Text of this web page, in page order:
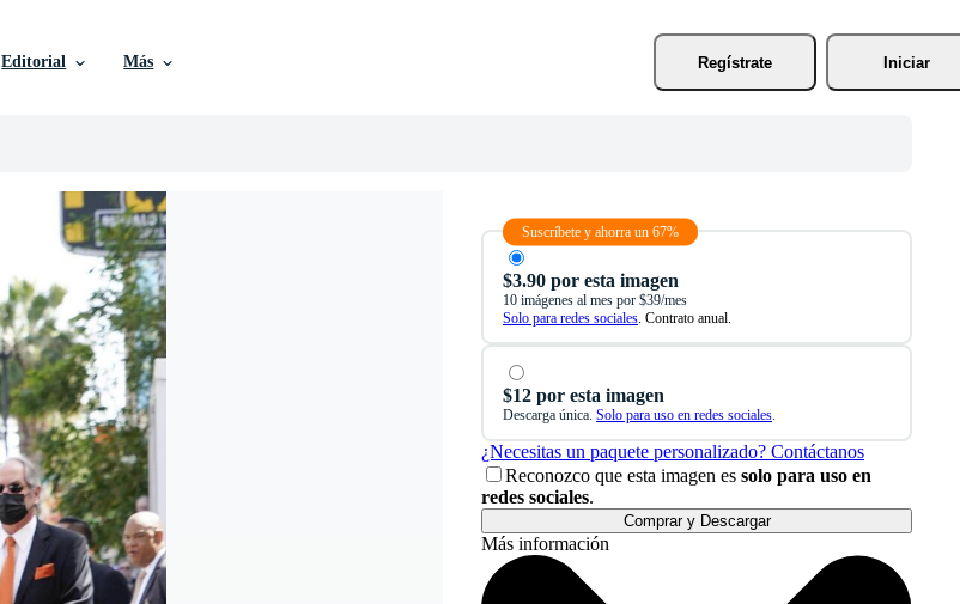
Editorial Más Regístrate Iniciar
Suscríbete y ahorra un 67%
$3.90 por esta imagen
10 imágenes al mes por $39/mes
Solo para redes sociales. Contrato anual.
$12 por esta imagen
Descarga única. Solo para uso en redes sociales.
¿Necesitas un paquete personalizado? Contáctanos
Reconozco que esta imagen es solo para uso en
redes sociales.
Comprar y Descargar
Más información